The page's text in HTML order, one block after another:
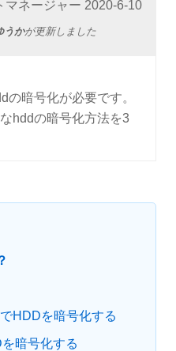
マネージャー 2020-6-10
うかが更新しました
暗号化が必要です。
hddの暗号化方法を3
HDDを暗号化する
暗号化する